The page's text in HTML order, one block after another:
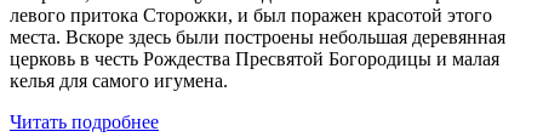
левого притока Сторожки, и был поражен красотой этого
места. Вскоре здесь были построены небольшая деревянная
церковь в честь Рождества Пресвятой Богородицы и малая
келья для самого игумена.
Читать подробнее